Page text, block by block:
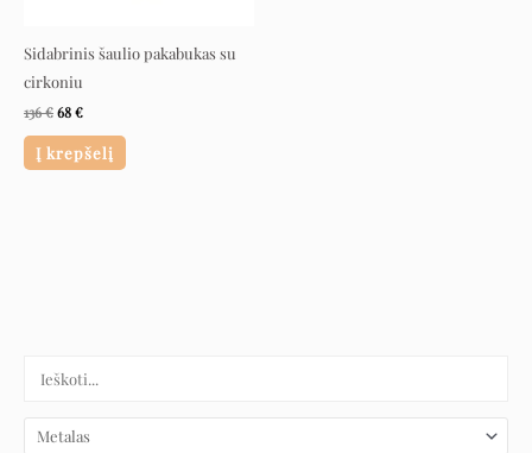
Sidabrinis šaulio pakabukas su
cirkoniu
136€68€
Į krepšelį